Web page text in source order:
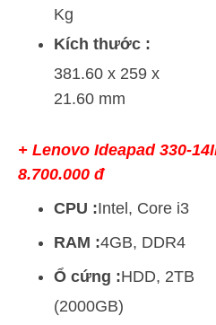
Kg
Kích thước :
381.60 x 259 x
21.60 mm
+ Lenovo Ideapad 330-
8.700.000 đ
CPU :Intel, Core i3
RAM :4GB, DDR4
Ổ cứng :HDD, 2TB
(2000GB)